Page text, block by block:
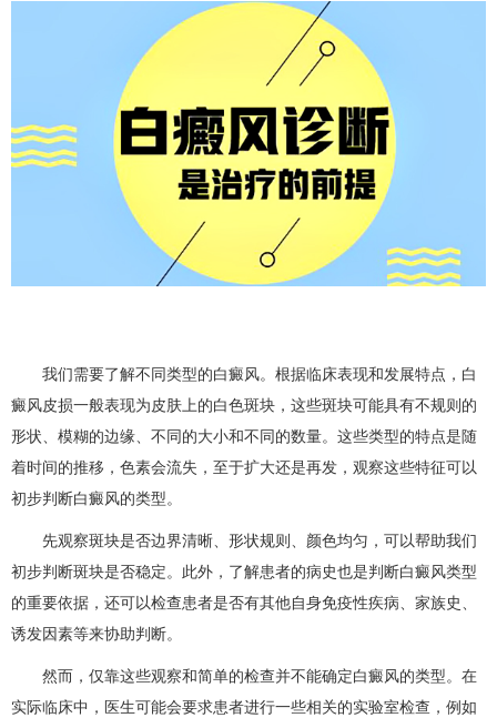
我们需要了解不同类型的白癜风。根据临床表现和发展特点，白
癜风皮损一般表现为皮肤上的白色斑块，这些斑块可能具有不规则的
形状、模糊的边缘、不同的大小和不同的数量。这些类型的特点是随
着时间的推移，色素会流失，至于扩大还是再发，观察这些特征可以
初步判断白癜风的类型。
先观察斑块是否边界清晰、形状规则、颜色均匀，可以帮助我们
初步判断斑块是否稳定。此外，了解患者的病史也是判断白癜风类型
的重要依据，还可以检查患者是否有其他自身免疫性疾病、家族史、
诱发因素等来协助判断。
然而，仅靠这些观察和简单的检查并不能确定白癜风的类型。在
实际临床中，医生可能会要求患者进行一些相关的实验室检查，例如